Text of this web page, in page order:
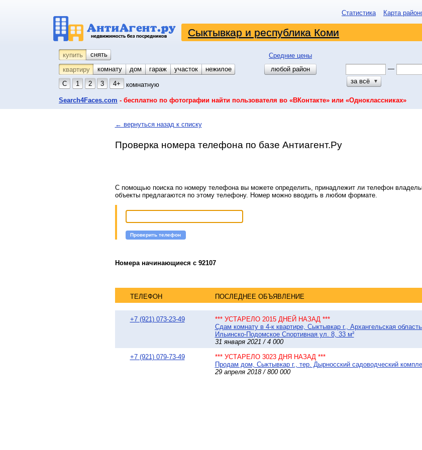
Статистика Карта
Сыктывкар и республика Коми
купить снять
Средние цены
квартиру
комнату койко-место
дом гараж участок
нежилое
С
1 2 3 4+ комнатную
любой район —
за всё
▼
Search4Faces.com - бесплатно по фотографии найти пользователя во «ВКонтакте» или «Одноклассниках»
← вернуться назад к списку
Проверка номера телефона по базе Антиагент.Ру
С помощью поиска по номеру телефона вы можете определить, принадлежит ли телефон
объекты предлагаются по этому телефону. Номер можно вводить в любом формате.
Проверить телефон
Номера начинающиеся с 92107
ТЕЛЕФОН ПОСЛЕДНЕЕ ОБЪЯВЛЕНИЕ
+7 (921) 073-23-49
*** УСТАРЕЛО 2015 ДНЕЙ НАЗАД ***
Сдам комнату в 4-к квартире, Сыктывкар г., Архангельская
Ильинско-Подомское Спортивная ул. 8, 33 м²
31 января 2021 / 4 000
+7 (921) 079-73-49
*** УСТАРЕЛО 3023 ДНЯ НАЗАД ***
Продам дом, Сыктывкар г., тер. Дырносский садоводческий
29 апреля 2018 / 800 000